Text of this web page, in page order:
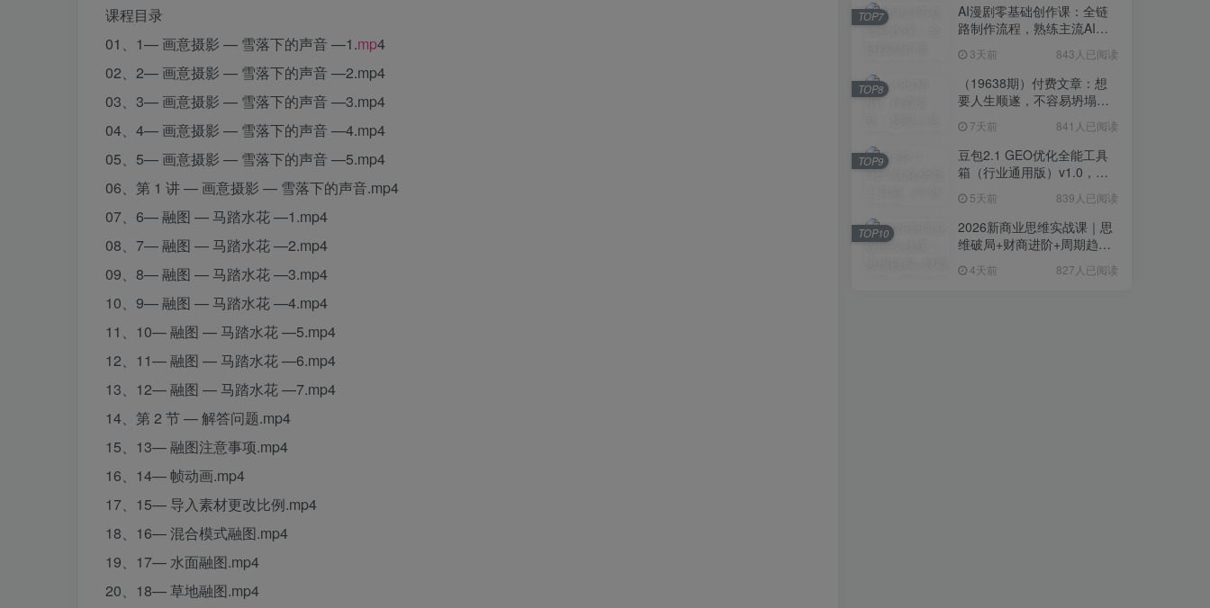
课程目录
01、1— 画意摄影 — 雪落下的声音 —1.mp4
02、2— 画意摄影 — 雪落下的声音 —2.mp4
03、3— 画意摄影 — 雪落下的声音 —3.mp4
04、4— 画意摄影 — 雪落下的声音 —4.mp4
05、5— 画意摄影 — 雪落下的声音 —5.mp4
06、第 1 讲 — 画意摄影 — 雪落下的声音.mp4
07、6— 融图 — 马踏水花 —1.mp4
08、7— 融图 — 马踏水花 —2.mp4
09、8— 融图 — 马踏水花 —3.mp4
10、9— 融图 — 马踏水花 —4.mp4
11、10— 融图 — 马踏水花 —5.mp4
12、11— 融图 — 马踏水花 —6.mp4
13、12— 融图 — 马踏水花 —7.mp4
14、第 2 节 — 解答问题.mp4
15、13— 融图注意事项.mp4
16、14— 帧动画.mp4
17、15— 导入素材更改比例.mp4
18、16— 混合模式融图.mp4
19、17— 水面融图.mp4
20、18— 草地融图.mp4
AI漫剧零基础创作课：全链
路制作流程，熟练主流AI工
3天前 843人已阅读
TOP7
（19638期）付费文章：想
要人生顺遂，不容易坍塌，
7天前 841人已阅读
TOP8
豆包2.1 GEO优化全能工具
箱（行业通用版）v1.0，会
景 5天前 839人已阅读
TOP9
2026新商业思维实战课｜思
维破局+财商进阶+周期趋势
度解析全体系
4天前 827人已阅读
TOP10